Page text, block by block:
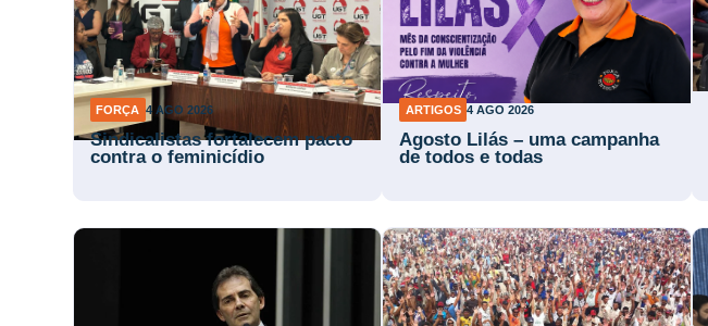
FORÇA 4 AGO 2026
Sindicalistas fortalecem pacto
contra o feminicídio
ARTIGOS 4 AGO 2026
Agosto Lilás – uma campanha
de todos e todas